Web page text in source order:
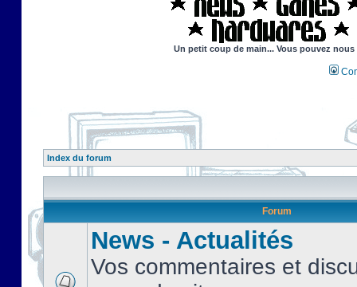
Un petit coup de main... Vous pouvez
Index du forum
Forum
News - Actualités
Vos commentaires et